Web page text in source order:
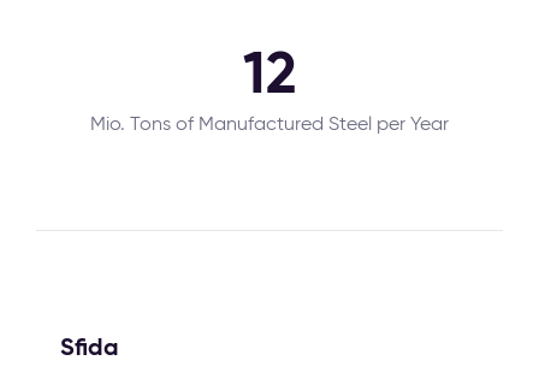
12
Mio. Tons of Manufactured Steel per Year
Sfida